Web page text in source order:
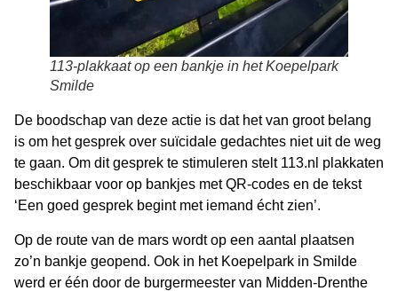
113-plakkaat op een bankje in het Koepelpark
Smilde
De boodschap van deze actie is dat het van groot belang
is om het gesprek over suïcidale gedachtes niet uit de weg
te gaan. Om dit gesprek te stimuleren stelt 113.nl plakkaten
beschikbaar voor op bankjes met QR-codes en de tekst
‘Een goed gesprek begint met iemand écht zien’.
Op de route van de mars wordt op een aantal plaatsen
zo’n bankje geopend. Ook in het Koepelpark in Smilde
werd er één door de burgermeester van Midden-Drenthe